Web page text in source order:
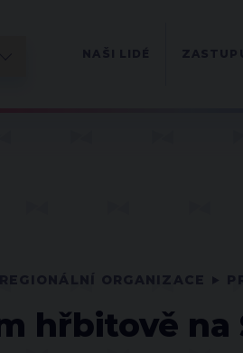
hřbitově